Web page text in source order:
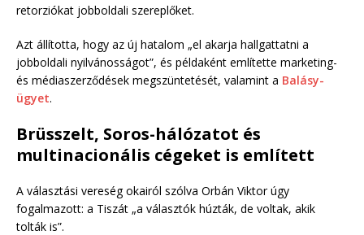
retorziókat jobboldali szereplőket.
Azt állította, hogy az új hatalom „el akarja hallgattatni a
jobboldali nyilvánosságot”, és példaként említette marketing-
és médiaszerződések megszüntetését, valamint a Balásy-
ügyet.
Brüsszelt, Soros-hálózatot és
multinacionális cégeket is említett
A választási vereség okairól szólva Orbán Viktor úgy
fogalmazott: a Tiszát „a választók húzták, de voltak, akik
tolták is”.